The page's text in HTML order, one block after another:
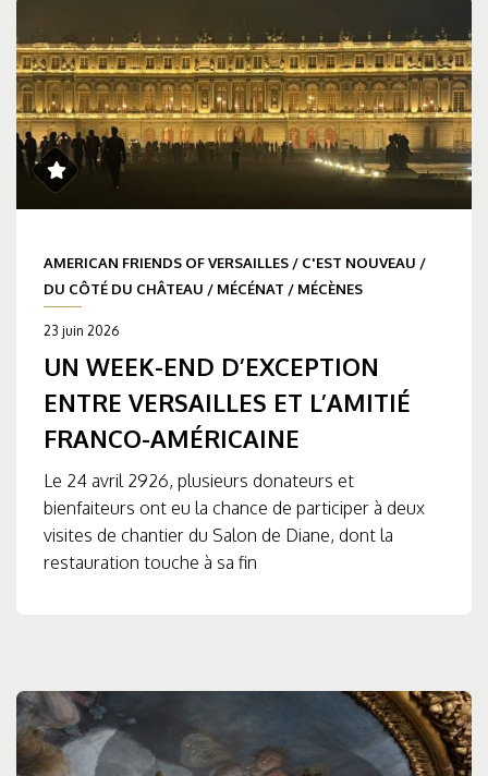
AMERICAN FRIENDS OF VERSAILLES / C'EST NOUVEAU /
DU CÔTÉ DU CHÂTEAU / MÉCÉNAT / MÉCÈNES
23 juin 2026
UN WEEK-END D’EXCEPTION
ENTRE VERSAILLES ET L’AMITIÉ
FRANCO-AMÉRICAINE
Le 24 avril 2926, plusieurs donateurs et
bienfaiteurs ont eu la chance de participer à deux
visites de chantier du Salon de Diane, dont la
restauration touche à sa fin